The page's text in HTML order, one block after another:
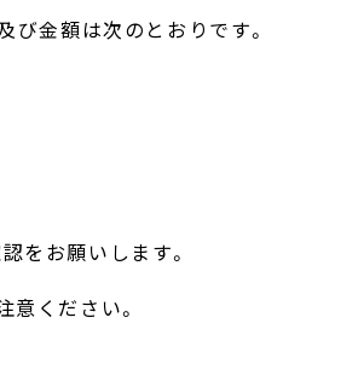
び金額は次のとおりです。
をお願いします。
ください。